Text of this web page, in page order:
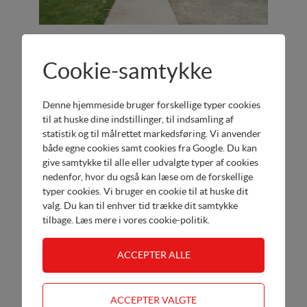
Europower er ISO9001 certificeret.
Cookie-samtykke
Denne hjemmeside bruger forskellige typer cookies
til at huske dine indstillinger, til indsamling af
statistik og til målrettet markedsføring. Vi anvender
både egne cookies samt cookies fra Google. Du kan
give samtykke til alle eller udvalgte typer af cookies
nedenfor, hvor du også kan læse om de forskellige
typer cookies. Vi bruger en cookie til at huske dit
valg. Du kan til enhver tid trække dit samtykke
tilbage. Læs mere i vores cookie-politik